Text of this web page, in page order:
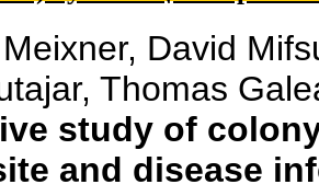
David
Thomas
study of
and disease